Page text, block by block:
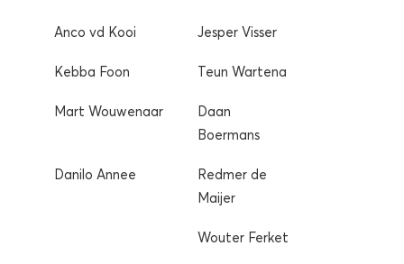
Anco vd Kooi Jesper Visser
Kebba Foon Teun Wartena
Mart Wouwenaar
Daan
Boermans
Danilo Annee
Redmer de
Maijer
Wouter Ferket